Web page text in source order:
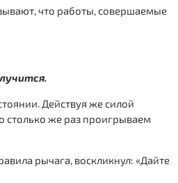
что работы, совершаемые
Действуя же силой
столько же раз проигрываем
рычага, воскликнул: «Дайте